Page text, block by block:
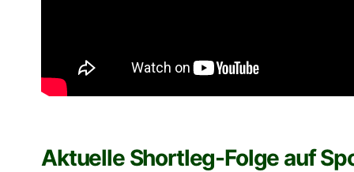
Aktuelle Shortleg-Folge auf